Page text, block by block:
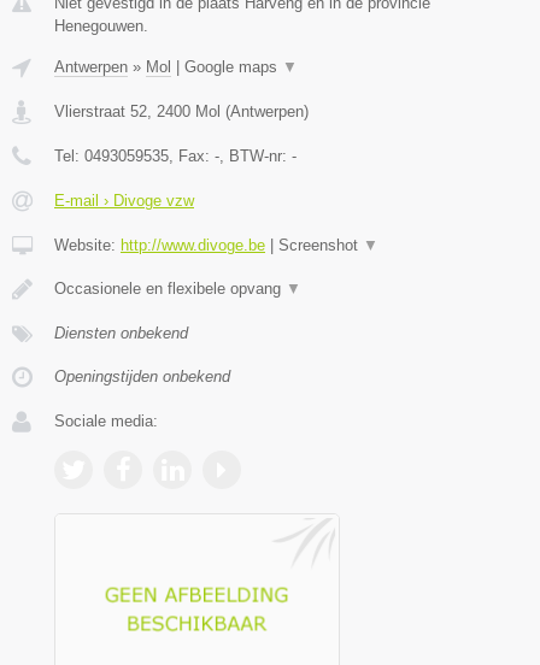
Henegouwen.
Antwerpen » Mol Google maps ▼
Vlierstraat 52 2400 Mol (Antwerpen)
Tel: 0493059535 , Fax: - , BTW-nr: -
E-mail › Divoge vzw
Website: http://www.divoge.be Screenshot ▼
Occasionele en flexibele opvang ▼
Diensten onbekend
Openingstijden onbekend
Sociale media: